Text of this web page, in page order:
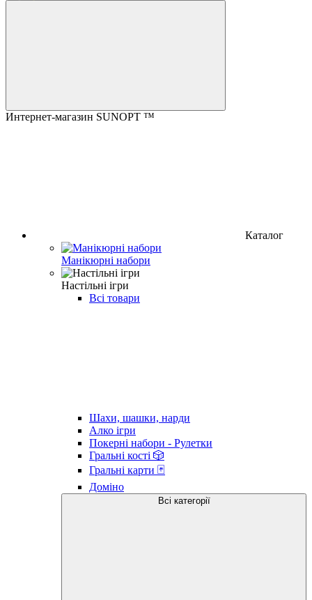
Интернет-магазин SUNOPT ™
Каталог
Манікюрні набори
Настільні ігри
Всі товари
Шахи, шашки, нарди
Алко ігри
Покерні набори - Рулетки
Гральні кості 🎲
Гральні карти 🃏
Доміно
Всі категорії